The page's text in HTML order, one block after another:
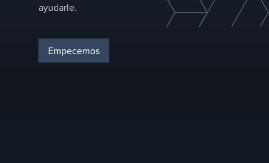
ayudarle.
Empecemos